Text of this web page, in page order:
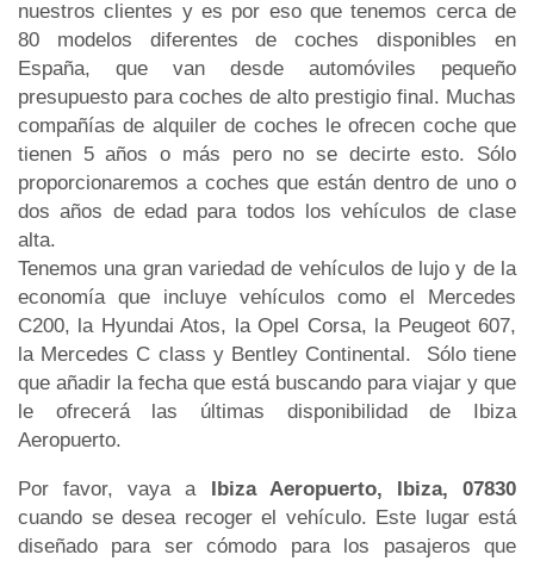
nuestros clientes y es por eso que tenemos cerca de
80 modelos diferentes de coches disponibles en
España, que van desde automóviles pequeño
presupuesto para coches de alto prestigio final. Muchas
compañías de alquiler de coches le ofrecen coche que
tienen 5 años o más pero no se decirte esto. Sólo
proporcionaremos a coches que están dentro de uno o
dos años de edad para todos los vehículos de clase
alta.
Tenemos una gran variedad de vehículos de lujo y de la
economía que incluye vehículos como el Mercedes
C200, la Hyundai Atos, la Opel Corsa, la Peugeot 607,
la Mercedes C class y Bentley Continental. Sólo tiene
que añadir la fecha que está buscando para viajar y que
le ofrecerá las últimas disponibilidad de Ibiza
Aeropuerto.
Por favor, vaya a Ibiza Aeropuerto, Ibiza, 07830
cuando se desea recoger el vehículo. Este lugar está
diseñado para ser cómodo para los pasajeros que